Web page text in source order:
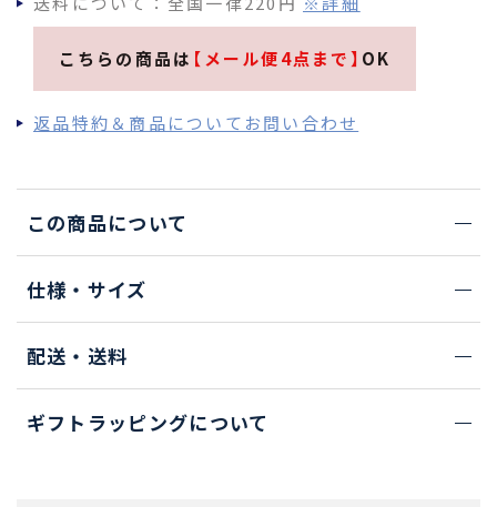
こちらの商品は 【メール便4点まで】 OK
返品特約＆商品についてお問い合わせ
この商品について
仕様・サイズ
配送・送料
ギフトラッピングについて